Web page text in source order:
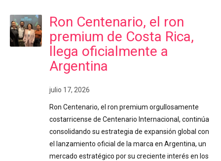
Ron Centenario, el ron
premium de Costa Rica,
llega oficialmente a
Argentina
julio 17, 2026
Ron Centenario, el ron premium orgullosamente
costarricense de Centenario Internacional, continúa
consolidando su estrategia de expansión global con
el lanzamiento oficial de la marca en Argentina, un
mercado estratégico por su creciente interés en los